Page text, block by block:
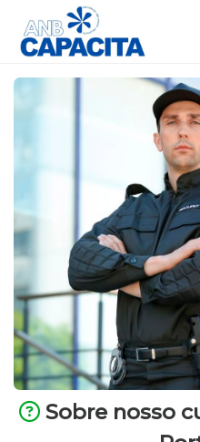
Sobre nosso